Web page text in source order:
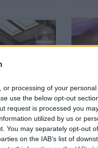
or processing of your personal
use the below opt-out
request is processed you
utilized by us or
You may separately opt-out
on the IAB’s list of
FŰTÉS